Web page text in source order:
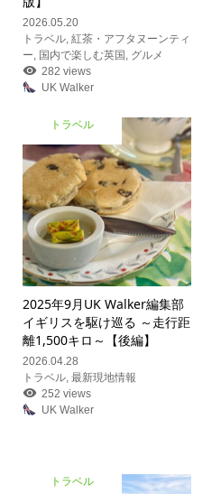
2026.05.20
トラベル, 紅茶・アフタヌーンティ
ー, 国内で楽しむ英国 , グルメ
282 views
UK Walker
トラベル
2025年9月UK Walker編集部
イギリスを駆け巡る ～走行距
離1,500キロ～【後編】
2026.04.28
トラベル, 最新現地情報
252 views
UK Walker
トラベル